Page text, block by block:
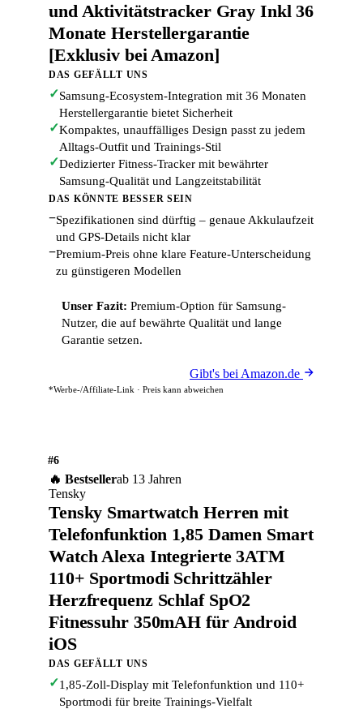
und Aktivitätstracker Gray Inkl 36
Monate Herstellergarantie
[Exklusiv bei Amazon]
DAS GEFÄLLT UNS
✓Samsung-Ecosystem-Integration mit 36 Monaten
Herstellergarantie bietet Sicherheit
✓Kompaktes, unauffälliges Design passt zu jedem
Alltags-Outfit und Trainings-Stil
✓Dedizierter Fitness-Tracker mit bewährter
Samsung-Qualität und Langzeitstabilität
DAS KÖNNTE BESSER SEIN
−Spezifikationen sind dürftig – genaue Akkulaufzeit
und GPS-Details nicht klar
−Premium-Preis ohne klare Feature-Unterscheidung
zu günstigeren Modellen
Unser Fazit: Premium-Option für Samsung-
Nutzer, die auf bewährte Qualität und lange
Garantie setzen.
Gibt's bei Amazon.de
*Werbe-/Affiliate-Link · Preis kann abweichen
#6
🔥 Bestsellerab 13 Jahren
Tensky
Tensky Smartwatch Herren mit
Telefonfunktion 1,85 Damen Smart
Watch Alexa Integrierte 3ATM
110+ Sportmodi Schrittzähler
Herzfrequenz Schlaf SpO2
Fitnessuhr 350mAH für Android
iOS
DAS GEFÄLLT UNS
✓1,85-Zoll-Display mit Telefonfunktion und 110+
Sportmodi für breite Trainings-Vielfalt